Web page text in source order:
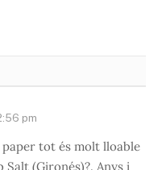
pm
tot és molt lloable
Salt (Gironés)?. Anys i